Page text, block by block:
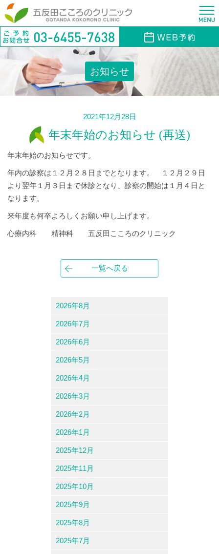
お知らせ
2021年12月28日
年末年始のお知らせ (再送)
年末年始のお知らせです。
年内の診察は１２月２８日までとなります。 １２月２９日
より翌年１月３日まで休診となり、診察の開始は１月４日と
なります。
来年度も何卒よろしくお願い申し上げます。
心療内科 精神科 五反田こころのクリニック
一覧へ戻る
2026年8月
2026年7月
2026年6月
2026年5月
2026年4月
2026年3月
2026年2月
2026年1月
2025年12月
2025年11月
2025年10月
2025年9月
2025年8月
2025年7月